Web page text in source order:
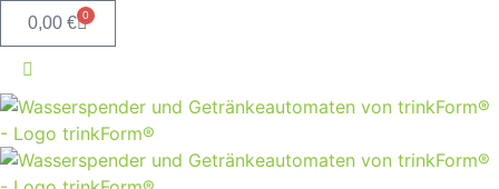
0,00 € 0